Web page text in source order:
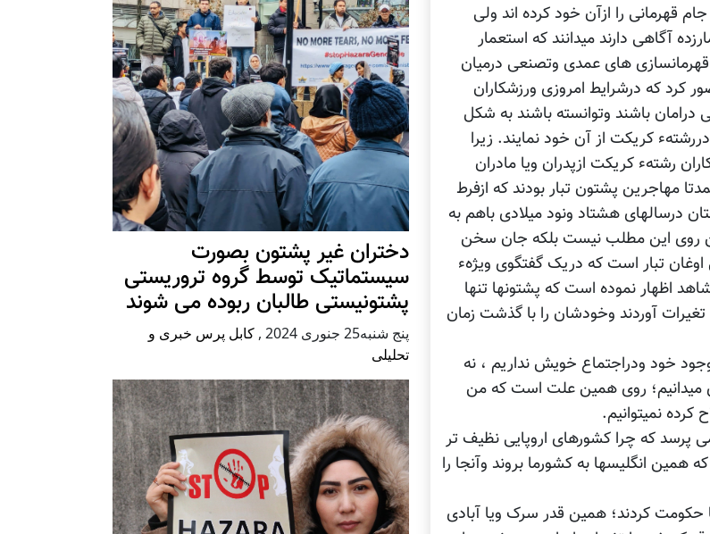
قهرمانی را ازآن خود کرده اند ولی
آگاهی دارند میدانند که استعمار
های عمدی وتصنعی درمیان
کرد که درشرایط امروزی ورزشکاران
باشند وتوانسته باشند به شکل
کریکت از آن خود نمایند. زیرا
رشتهء کریکت ازپدران ویا مادران
مهاجرین پشتون تبار بودند که ازفرط
درسالهای هشتاد ونود میلادی باهم به
روی این مطلب نیست بلکه جان سخن
تبار است که دریک گفتگوی ویژهء
اظهار نموده است که پشتونها تنها
آوردند وخودشان را با گذشت زمان
خود ودراجتماع خویش نداریم ، نه
میدانیم؛ روی همین علت است که من
کرده نمیتوانیم.
پرسد که چرا کشورهای اروپایی نظیف تر
انگلیسها به کشورما بروند وآنجا را
حکومت کردند؛ همین قدر سرک ویا آبادی
دختران غیر پشتون بصورت
سیستماتیک توسط گروه تروریستی
پشتونیستی طالبان ربوده می شوند
پنج شنبه25 جنوری 2024 , کابل پرس خبری و
تحلیلی